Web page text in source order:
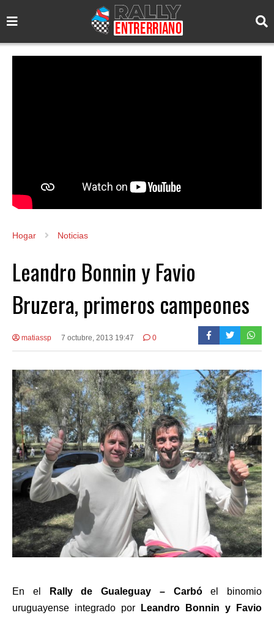
Hogar Noticias
Leandro Bonnin y Favio
Bruzera, primeros campeones
matiassp 7 octubre, 2013 19:47 0
En el Rally de Gualeguay – Carbóel binomio
uruguayense integrado por Leandro Bonnin y Favio